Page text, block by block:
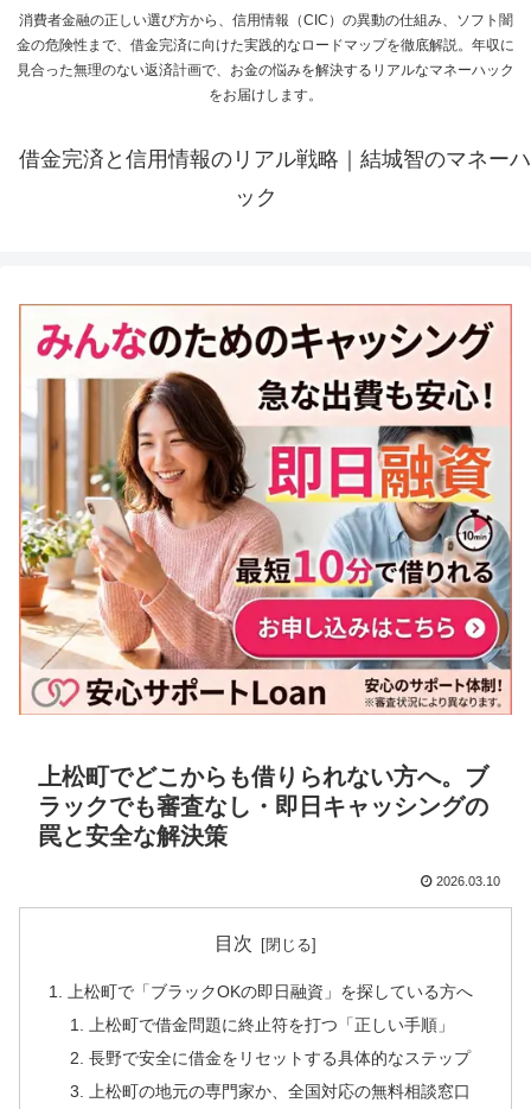
消費者金融の正しい選び方から、信用情報（CIC）の異動の仕組み、ソフト闇
金の危険性まで、借金完済に向けた実践的なロードマップを徹底解説。年収に
見合った無理のない返済計画で、お金の悩みを解決するリアルなマネーハック
をお届けします。
借金完済と信用情報のリアル戦略｜結城智のマネーハ
ック
上松町でどこからも借りられない方へ。ブ
ラックでも審査なし・即日キャッシングの
罠と安全な解決策
2026.03.10
目次
上松町で「ブラックOKの即日融資」を探している方へ
上松町で借金問題に終止符を打つ「正しい手順」
長野で安全に借金をリセットする具体的なステップ
上松町の地元の専門家か、全国対応の無料相談窓口